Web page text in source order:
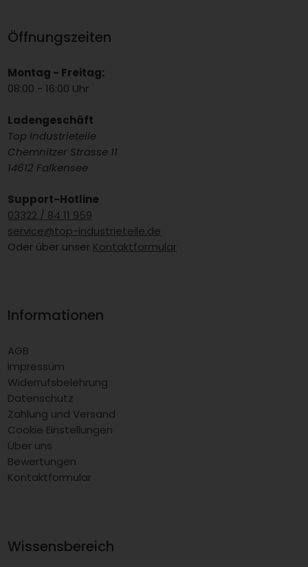
Öffnungszeiten
Montag - Freitag:
08:00 - 16:00 Uhr
Ladengeschäft
Top Industrieteile
Chemnitzer Strasse 11
14612 Falkensee
Support-Hotline
03322 / 84 11 959
service@top-industrieteile.de
Oder über unser Kontaktformular
Informationen
AGB
Impressum
Widerrufsbelehrung
Datenschutz
Zahlung und Versand
Cookie Einstellungen
Über uns
Bewertungen
Kontaktformular
Wissensbereich